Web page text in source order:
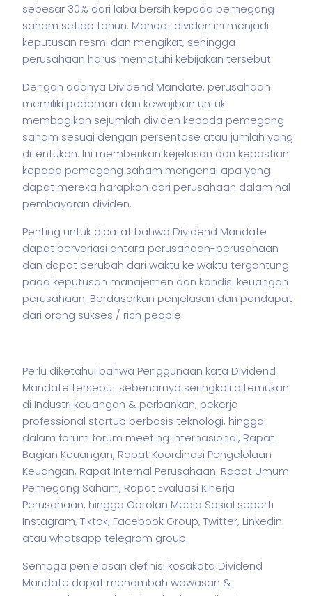
sebesar 30% dari laba bersih kepada pemegang
saham setiap tahun. Mandat dividen ini menjadi
keputusan resmi dan mengikat, sehingga
perusahaan harus mematuhi kebijakan tersebut.
Dengan adanya Dividend Mandate, perusahaan
memiliki pedoman dan kewajiban untuk
membagikan sejumlah dividen kepada pemegang
saham sesuai dengan persentase atau jumlah yang
ditentukan. Ini memberikan kejelasan dan kepastian
kepada pemegang saham mengenai apa yang
dapat mereka harapkan dari perusahaan dalam hal
pembayaran dividen.
Penting untuk dicatat bahwa Dividend Mandate
dapat bervariasi antara perusahaan-perusahaan
dan dapat berubah dari waktu ke waktu tergantung
pada keputusan manajemen dan kondisi keuangan
perusahaan. Berdasarkan penjelasan dan pendapat
dari orang sukses / rich people
Perlu diketahui bahwa Penggunaan kata Dividend
Mandate tersebut sebenarnya seringkali ditemukan
di Industri keuangan & perbankan, pekerja
professional startup berbasis teknologi, hingga
dalam forum forum meeting internasional, Rapat
Bagian Keuangan, Rapat Koordinasi Pengelolaan
Keuangan, Rapat Internal Perusahaan. Rapat Umum
Pemegang Saham, Rapat Evaluasi Kinerja
Perusahaan, hingga Obrolan Media Sosial seperti
Instagram, Tiktok, Facebook Group, Twitter, Linkedin
atau whatsapp telegram group.
Semoga penjelasan definisi kosakata Dividend
Mandate dapat menambah wawasan &